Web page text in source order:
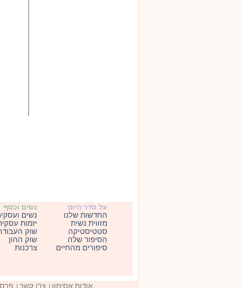
על סדר היום
החדשות שלנו
מזווית נשית
סטטיסטיקה
הסיפור שלה
סיפורים מהחיים
נשים וכסף
נשים
יזמות
שוק
שוק ההון
צרכנות
אודות אסימון |צרו קשר |